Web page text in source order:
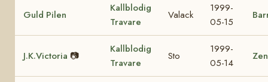
Guld Pilen
Kallblodig
Travare
Valack
1999-
05-15
J.K.Victoria 📷
Kallblodig
Travare
Sto
1999-
05-14